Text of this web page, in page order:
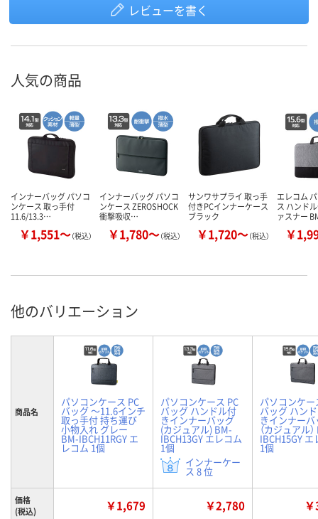
レビューを書く
人気の商品
インナーバッグ パソコ
ンケース 取っ手付
11.6/13.3…
￥1,551～（税込）
インナーバッグ パソコ
ンケース ZEROSHOCK
衝撃吸収…
￥1,780～（税込）
サンワサプライ 取っ手
付きPCインナーケース
ブラック
￥1,720～（税込）
エレコム
ス ハンド
ァスナー
￥
他のバリエーション
商品名
パソコンケース PC
バッグ ～11.6インチ
取っ手付 持ち運び
小物入れ グレー
BM-IBCH11RGY エ
レコム 1個
パソコンケース PC
バッグ ハンドル付
きインナーバッグ
(カジュアル) BM-
IBCH13GY エレコム
1個
インナーケー
ス 8 位
パソコンケー
バッグ ハン
きインナーバ
（カジュアル
IBCH15GY エ
1個
価格
(税込)
￥1,679 ￥2,780